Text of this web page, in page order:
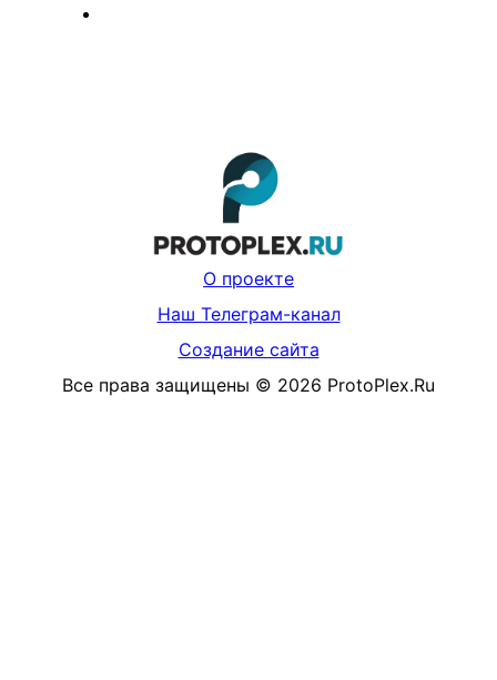
О проекте
Наш Телеграм-канал
Создание сайта
Все права защищены © 2026 ProtoPlex.Ru